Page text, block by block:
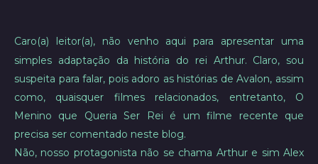
Caro(a) leitor(a), não venho aqui para apresentar uma
simples adaptação da história do rei Arthur. Claro, sou
suspeita para falar, pois adoro as histórias de Avalon, assim
como, quaisquer filmes relacionados, entretanto, O
Menino que Queria Ser Rei é um filme recente que
precisa ser comentado neste blog.
Não, nosso protagonista não se chama Arthur e sim Alex